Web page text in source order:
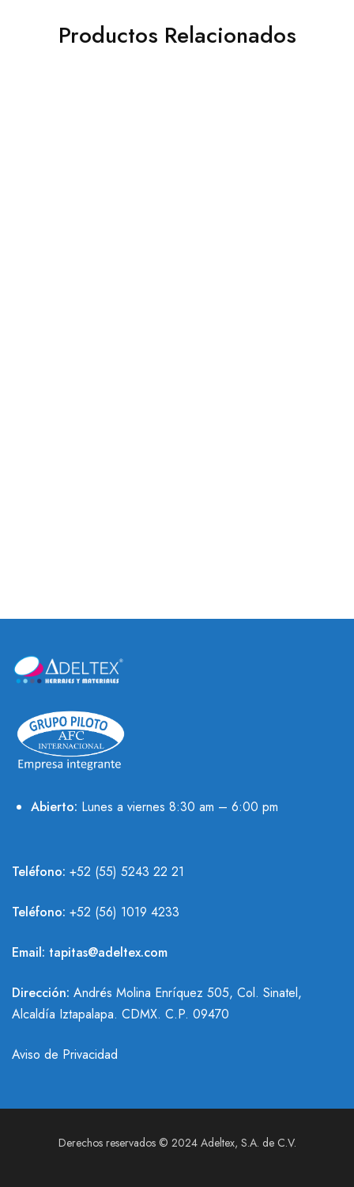
Productos Relacionados
Abierto: Lunes a viernes 8:30 am – 6:00 pm
Teléfono: +52 (55) 5243 22 21
Teléfono: +52 (56) 1019 4233
Email: tapitas@adeltex.com
Dirección: Andrés Molina Enríquez 505, Col. Sinatel,
Alcaldía Iztapalapa. CDMX. C.P. 09470
Aviso de Privacidad
Derechos reservados © 2024 Adeltex, S.A. de C.V.